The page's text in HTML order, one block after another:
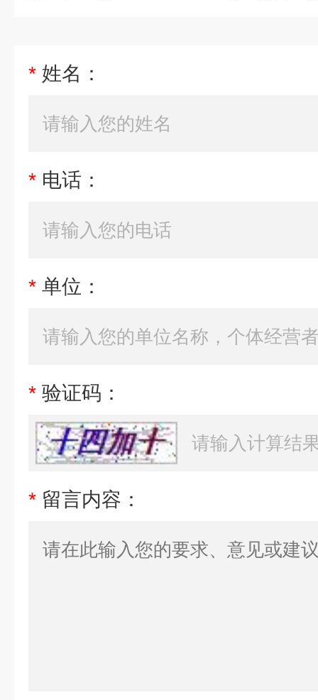
* 姓名：
* 电话：
* 单位：
* 验证码：
* 留言内容：